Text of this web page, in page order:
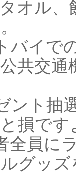
オル、
バイで
共交
ント抽
損です
全員に
グッ